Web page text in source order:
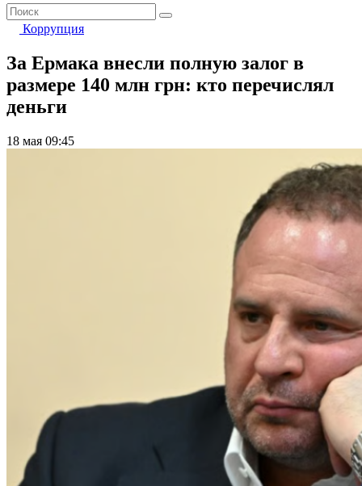
Коррупция
За Ермака внесли полную залог в
размере 140 млн грн: кто перечислял
деньги
18 мая 09:45